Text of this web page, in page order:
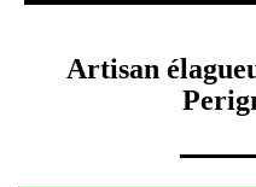
Artisan